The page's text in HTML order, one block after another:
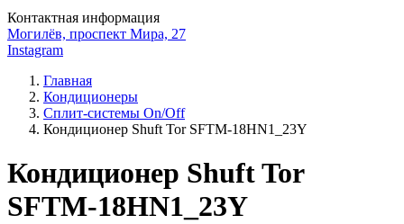
Контактная информация
Могилёв, проспект Мира, 27
Instagram
Главная
Кондиционеры
Сплит-системы On/Off
Кондиционер Shuft Tor SFTM-18HN1_23Y
Кондиционер Shuft Tor
SFTM-18HN1_23Y